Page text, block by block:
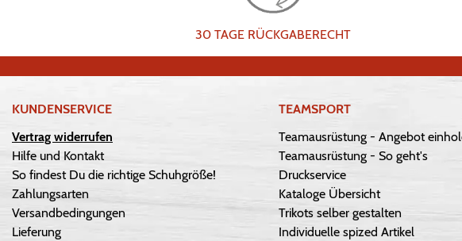
30 TAGE RÜCKGABERECHT
KUNDENSERVICE
Vertrag widerrufen
Hilfe und Kontakt
So findest Du die richtige Schuhgröße!
Zahlungsarten
Versandbedingungen
Lieferung
TEAMSPORT
Teamausrüstung - Angebot
Teamausrüstung - So geht's
Druckservice
Kataloge Übersicht
Trikots selber gestalten
Individuelle spized Artikel